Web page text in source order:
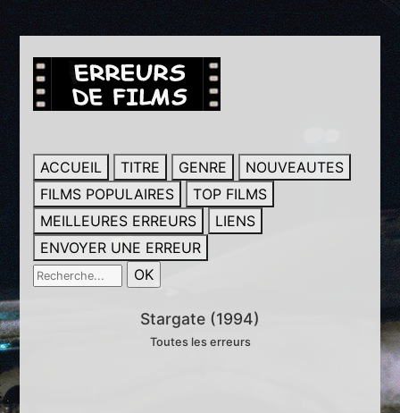
ACCUEIL TITRE GENRE
NOUVEAUTES
FILMS POPULAIRES
TOP FILMS
MEILLEURES ERREURS
LIENS
ENVOYER UNE ERREUR
Stargate (1994)
Toutes les erreurs